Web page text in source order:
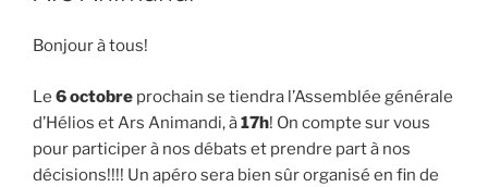
Bonjour à tous!
Le 6 octobre prochain se tiendra l’Assemblée générale
d’Hélios et Ars Animandi, à17h! On compte sur vous
pour participer à nos débats et prendre part à nos
décisions!!!! Un apéro sera bien sûr organisé en fin de